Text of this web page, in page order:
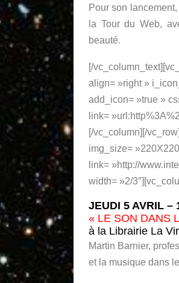
Pour son
la Tour du Web,
beauté.
[/
align= »right »
add_icon= »true »
link=
[/vc_column][/
img_size=
link= »http://
width= »2/
JEUDI 5 AVRIL –
« LE SON DANS
à la Librairie La
Martin Barnier,
et la musique dans